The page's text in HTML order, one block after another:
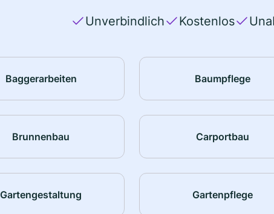
Unverbindlich Kostenlos
Baggerarbeiten Baumpflege
Brunnenbau Carportbau
Gartengestaltung Gartenpflege